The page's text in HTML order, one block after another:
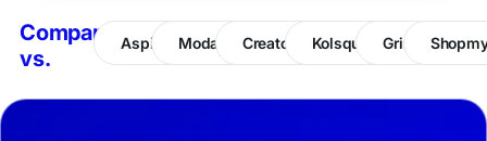
Compare
vs.
Aspire Modash CreatorIQ Kolsquare Grin